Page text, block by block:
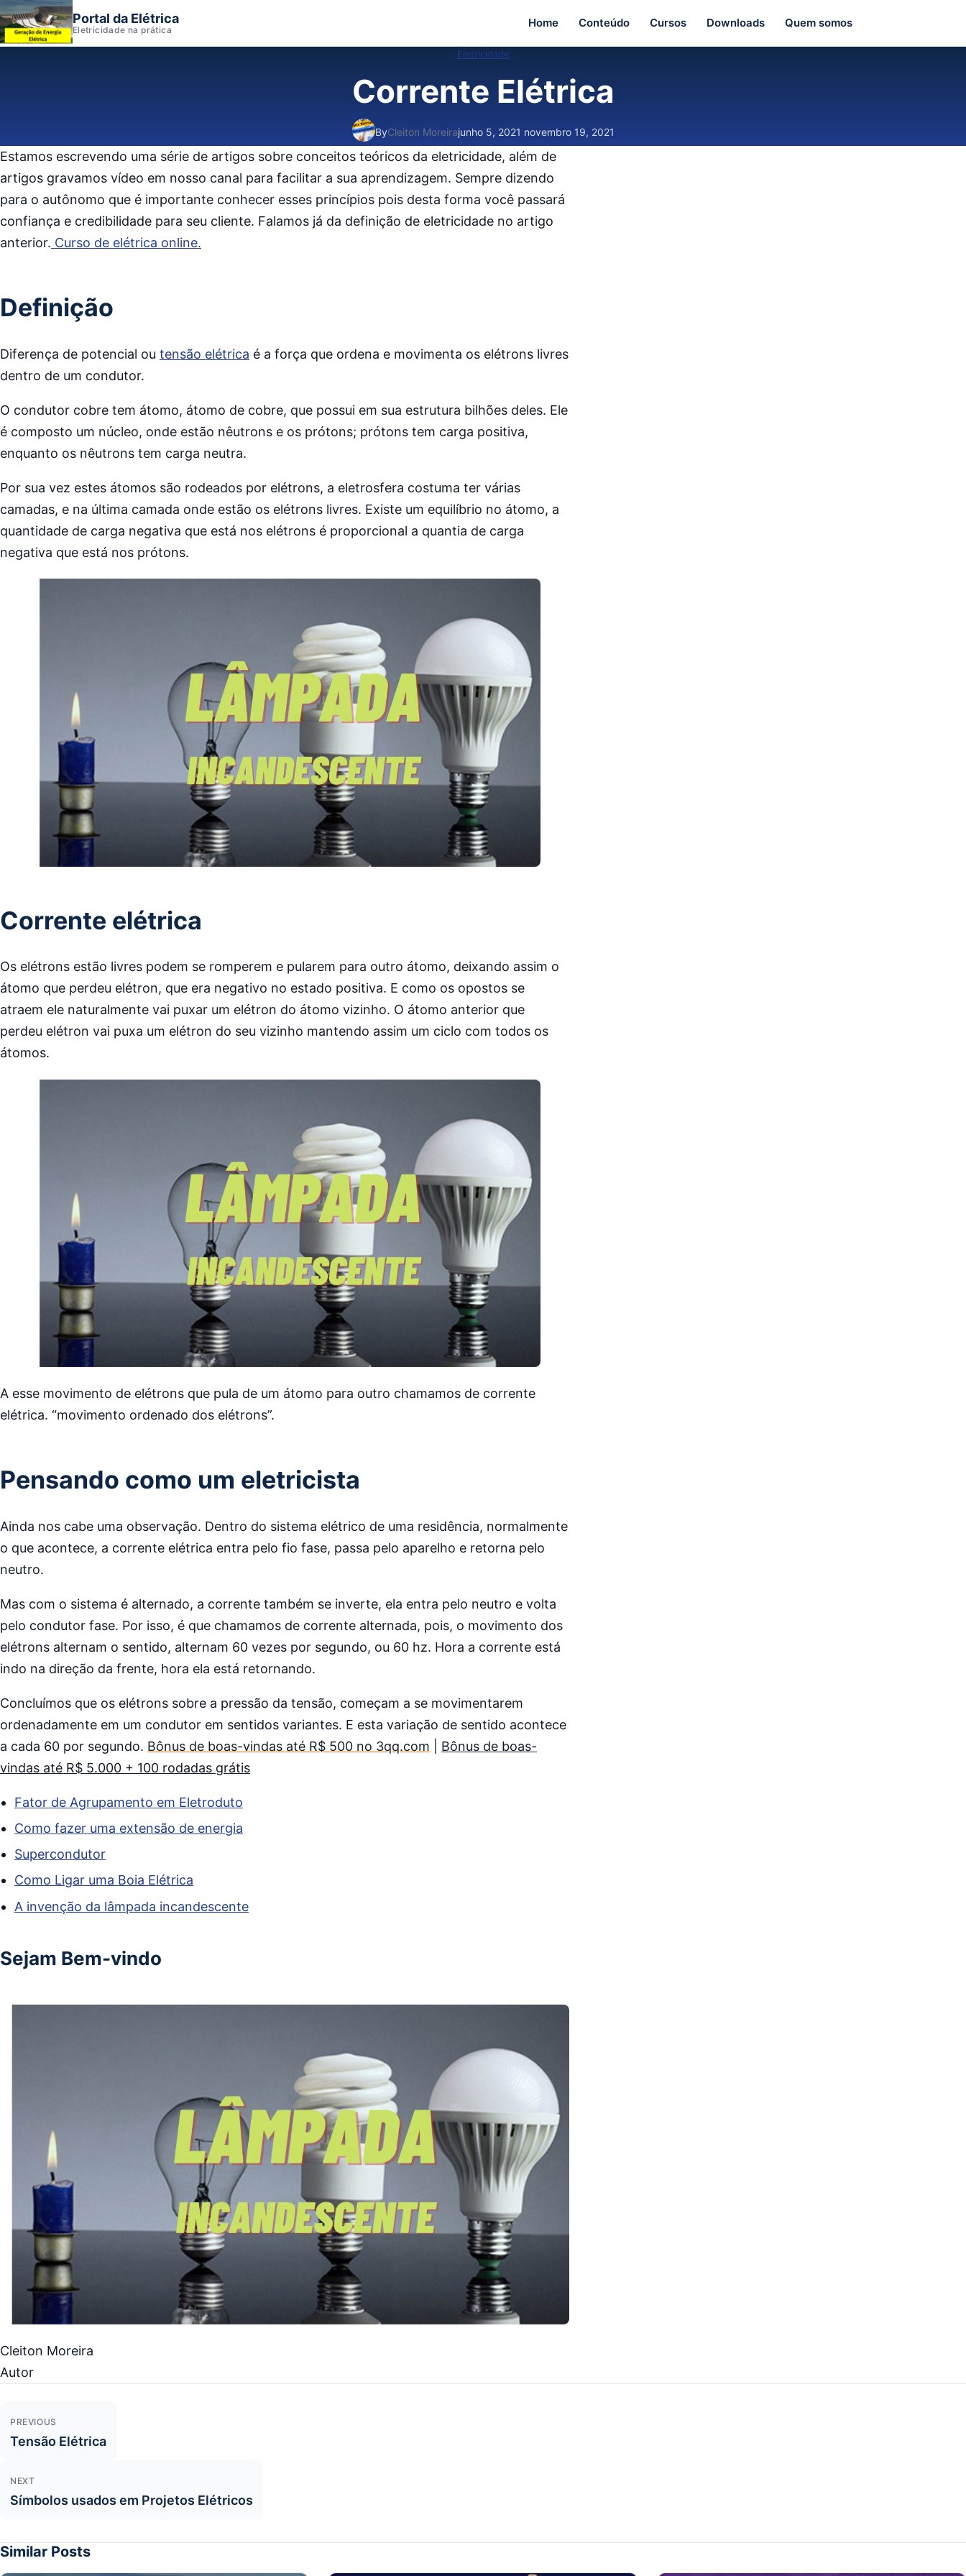
Portal da Elétrica
Eletricidade na prática
Home Conteúdo Cursos Downloads Quem somos
Eletricidade
Corrente Elétrica
ByCleiton Moreirajunho 5, 2021 novembro 19, 2021
Estamos escrevendo uma série de artigos sobre conceitos teóricos da eletricidade, além de
artigos gravamos vídeo em nosso canal para facilitar a sua aprendizagem. Sempre dizendo
para o autônomo que é importante conhecer esses princípios pois desta forma você passará
confiança e credibilidade para seu cliente. Falamos já da definição de eletricidade no artigo
anterior. Curso de elétrica online.
Definição
Diferença de potencial ou tensão elétrica é a força que ordena e movimenta os elétrons livres
dentro de um condutor.
O condutor cobre tem átomo, átomo de cobre, que possui em sua estrutura bilhões deles. Ele
é composto um núcleo, onde estão nêutrons e os prótons; prótons tem carga positiva,
enquanto os nêutrons tem carga neutra.
Por sua vez estes átomos são rodeados por elétrons, a eletrosfera costuma ter várias
camadas, e na última camada onde estão os elétrons livres. Existe um equilíbrio no átomo, a
quantidade de carga negativa que está nos elétrons é proporcional a quantia de carga
negativa que está nos prótons.
Corrente elétrica
Os elétrons estão livres podem se romperem e pularem para outro átomo, deixando assim o
átomo que perdeu elétron, que era negativo no estado positiva. E como os opostos se
atraem ele naturalmente vai puxar um elétron do átomo vizinho. O átomo anterior que
perdeu elétron vai puxa um elétron do seu vizinho mantendo assim um ciclo com todos os
átomos.
A esse movimento de elétrons que pula de um átomo para outro chamamos de corrente
elétrica. “movimento ordenado dos elétrons”.
Pensando como um eletricista
Ainda nos cabe uma observação. Dentro do sistema elétrico de uma residência, normalmente
o que acontece, a corrente elétrica entra pelo fio fase, passa pelo aparelho e retorna pelo
neutro.
Mas com o sistema é alternado, a corrente também se inverte, ela entra pelo neutro e volta
pelo condutor fase. Por isso, é que chamamos de corrente alternada, pois, o movimento dos
elétrons alternam o sentido, alternam 60 vezes por segundo, ou 60 hz. Hora a corrente está
indo na direção da frente, hora ela está retornando.
Concluímos que os elétrons sobre a pressão da tensão, começam a se movimentarem
ordenadamente em um condutor em sentidos variantes. E esta variação de sentido acontece
a cada 60 por segundo. Bônus de boas-vindas até R$ 500 no 3qq.com
Bônus de boas-
vindas até R$ 5.000 + 100 rodadas grátis
Fator de Agrupamento em Eletroduto
Como fazer uma extensão de energia
Supercondutor
Como Ligar uma Boia Elétrica
A invenção da lâmpada incandescente
Sejam Bem-vindo
Cleiton Moreira
Autor
Navegação de Post
PREVIOUS
Tensão Elétrica
NEXT
Símbolos usados em Projetos Elétricos
Similar Posts